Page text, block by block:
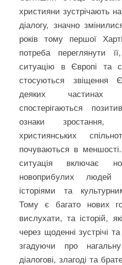
християни зустрічають
діалогу, значно
років тому першої
потреба переглянути
ситуацію в Європі та
стосуються звіщення
деяких частинах
спостерігаються
ознаки зростання,
християнських
почуваються в
ситуація включає
новоприбулих
історіями та
Тому є багато нових
вислухати, та історій,
через щоденні зустрічі
згадуючи про
діалогові, злагоді та